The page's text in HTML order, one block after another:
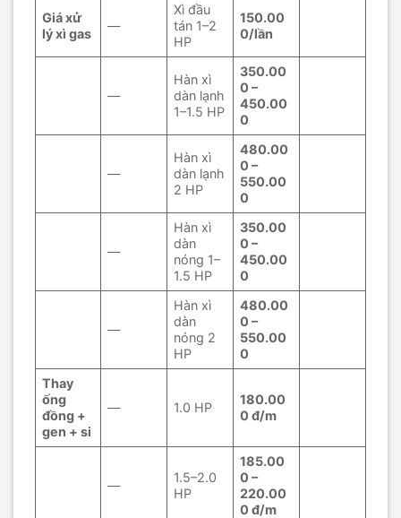
Giá xử
lý xì gas
—
Xì đầu
tán 1–2
HP
150.00
0/lần
—
Hàn xì
dàn lạnh
1–1.5 HP
350.00
0 –
450.00
0
—
Hàn xì
dàn lạnh
2 HP
480.00
0 –
550.00
0
—
Hàn xì
dàn
nóng 1–
1.5 HP
350.00
0 –
450.00
0
—
Hàn xì
dàn
nóng 2
HP
480.00
0 –
550.00
0
Thay
ống
đồng +
gen + si
— 1.0 HP
180.00
0 đ/m
—
1.5–2.0
HP
185.00
0 –
220.00
0 đ/m